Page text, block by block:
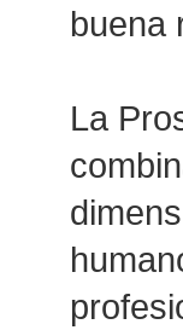
buena
La